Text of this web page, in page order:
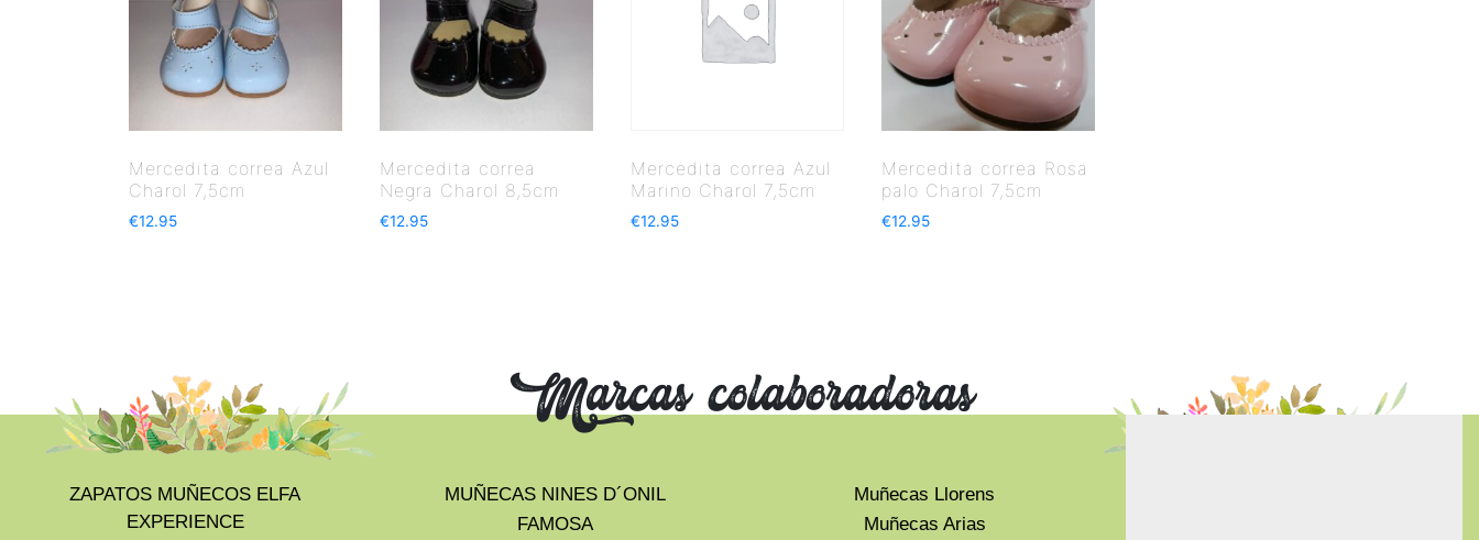
Mercedita correa Azul
Charol 7,5cm
€12.95
Mercedita correa
Negra Charol 8,5cm
€12.95
Mercedita correa Azul
Marino Charol 7,5cm
€12.95
Mercedita correa Rosa
palo Charol 7,5cm
€12.95
Marcas colaboradoras
ZAPATOS MUÑECOS ELFA
EXPERIENCE
MUÑECAS NINES D´ONIL
FAMOSA
Muñecas Llorens
Muñecas Arias